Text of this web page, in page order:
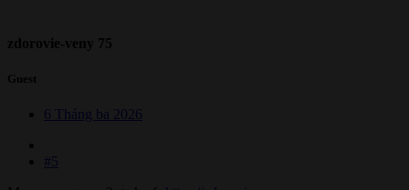
zdorovie-veny 75
Guest
6 Tháng ba 2026
#5